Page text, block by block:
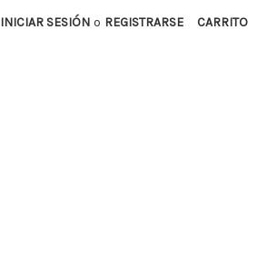
INICIAR SESIÓN o REGISTRARSE CARRITO